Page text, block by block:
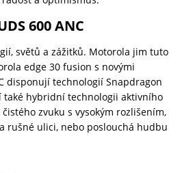
600 ANC
světů a zážitků. Motorola jim tuto
edge 30 fusion s novými
disponují technologií Snapdragon
také hybridní technologii aktivního
zvuku s vysokým rozlišením,
rušné ulici, nebo poslouchá hudbu